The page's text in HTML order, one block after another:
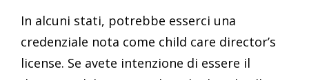
In alcuni stati, potrebbe esserci una
credenziale nota come child care director’s
license. Se avete intenzione di essere il